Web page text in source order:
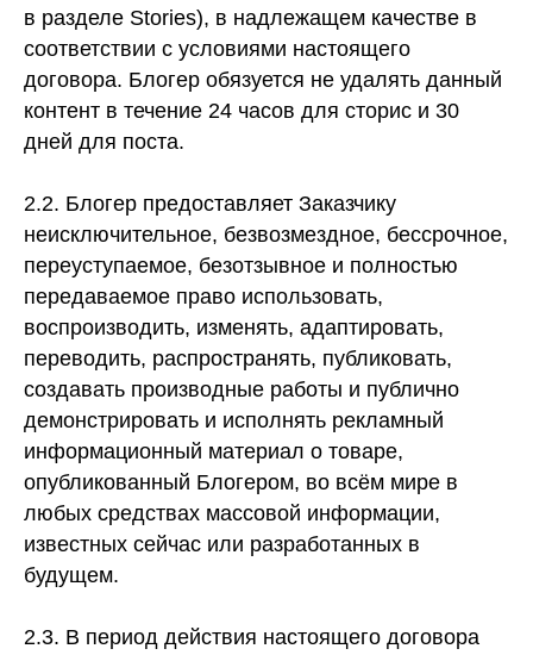
в разделе Stories), в надлежащем качестве в
соответствии с условиями настоящего
договора. Блогер обязуется не удалять данный
контент в течение 24 часов для сторис и 30
дней для поста.
2.2. Блогер предоставляет Заказчику
неисключительное, безвозмездное, бессрочное,
переуступаемое, безотзывное и полностью
передаваемое право использовать,
воспроизводить, изменять, адаптировать,
переводить, распространять, публиковать,
создавать производные работы и публично
демонстрировать и исполнять рекламный
информационный материал о товаре,
опубликованный Блогером, во всём мире в
любых средствах массовой информации,
известных сейчас или разработанных в
будущем.
2.3. В период действия настоящего договора